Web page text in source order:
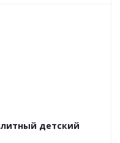
детский